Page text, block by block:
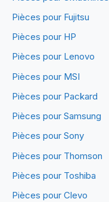
Pièces pour Fujitsu
Pièces pour HP
Pièces pour Lenovo
Pièces pour MSI
Pièces pour Packard
Pièces pour Samsung
Pièces pour Sony
Pièces pour Thomson
Pièces pour Toshiba
Pièces pour Clevo